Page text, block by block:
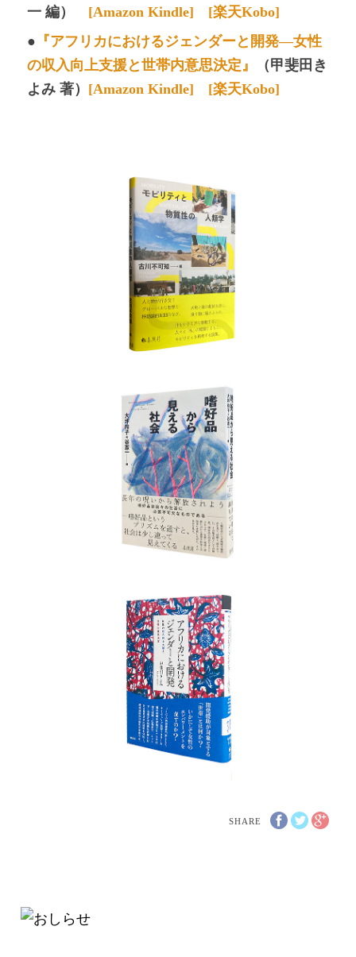
一 編） [Amazon Kindle]
[楽天Kobo]
● 『アフリカにおけるジェンダーと開発―女性
の収入向上支援と世帯内意思決定』
（甲斐田き
よみ 著） [Amazon Kindle] [楽天Kobo]
SHARE